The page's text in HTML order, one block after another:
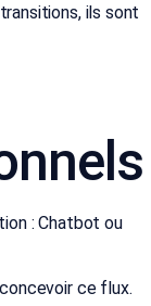
ils sont
: Chatbot ou
ce flux.